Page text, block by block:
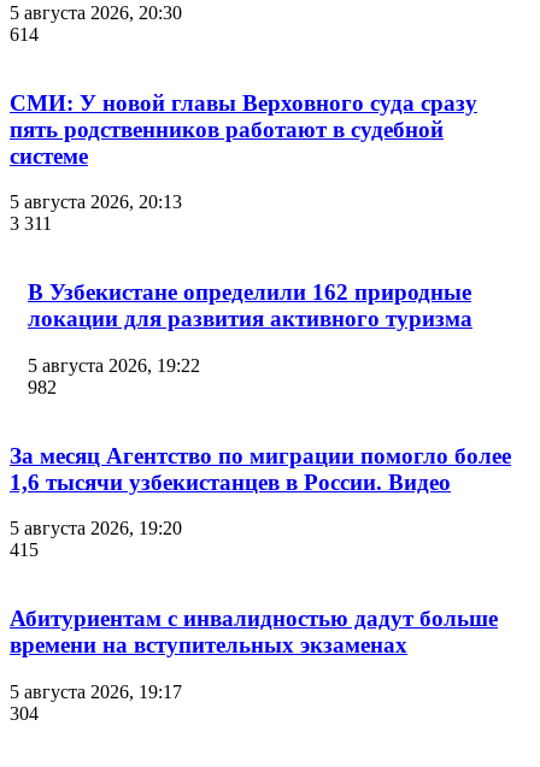
5 августа 2026, 20:30
614
СМИ: У новой главы Верховного суда сразу
пять родственников работают в судебной
системе
5 августа 2026, 20:13
3 311
В Узбекистане определили 162 природные
локации для развития активного туризма
5 августа 2026, 19:22
982
За месяц Агентство по миграции помогло более
1,6 тысячи узбекистанцев в России. Видео
5 августа 2026, 19:20
415
Абитуриентам с инвалидностью дадут больше
времени на вступительных экзаменах
5 августа 2026, 19:17
304